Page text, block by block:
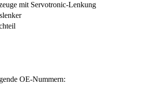
mit Servotronic-Lenkung
OE-Nummern: